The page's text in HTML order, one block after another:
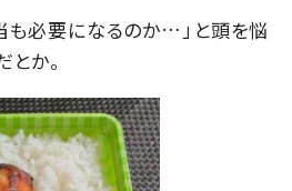
も必要になるのか…」と頭を悩
か。